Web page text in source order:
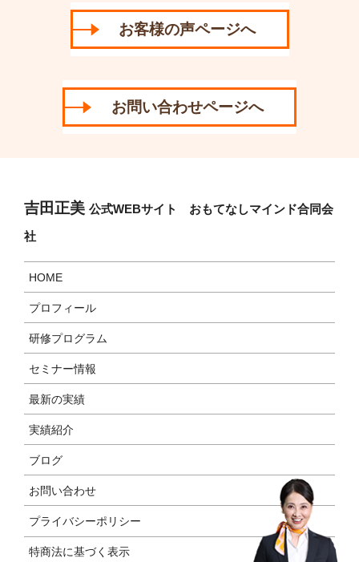
お客様の声ページへ
お問い合わせページへ
吉田正美 公式WEBサイト おもてなしマインド合同会
社
HOME
プロフィール
研修プログラム
セミナー情報
最新の実績
実績紹介
ブログ
お問い合わせ
プライバシーポリシー
特商法に基づく表示